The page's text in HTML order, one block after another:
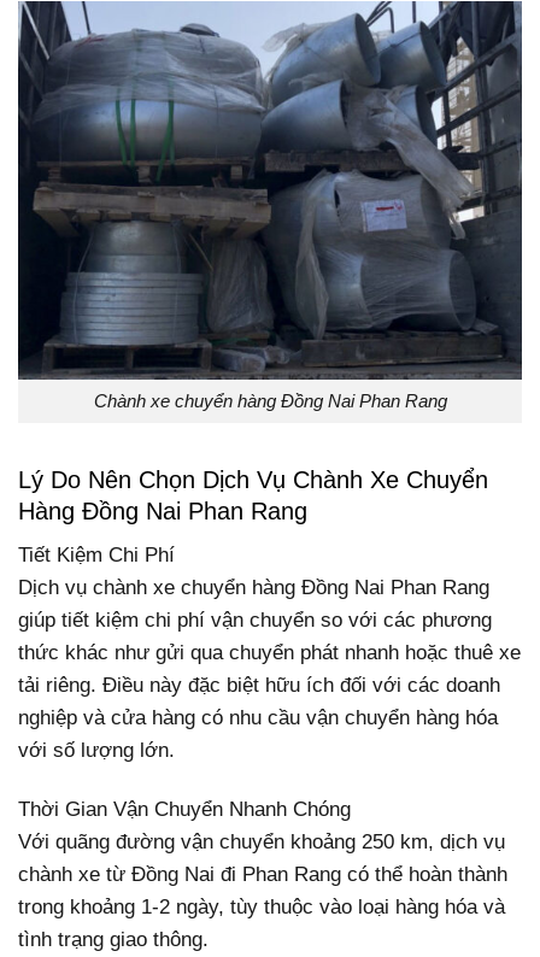
Chành xe chuyển hàng Đồng Nai Phan Rang
Lý Do Nên Chọn Dịch Vụ Chành Xe Chuyển
Hàng Đồng Nai Phan Rang
Tiết Kiệm Chi Phí
Dịch vụ chành xe chuyển hàng Đồng Nai Phan Rang
giúp tiết kiệm chi phí vận chuyển so với các phương
thức khác như gửi qua chuyển phát nhanh hoặc thuê xe
tải riêng. Điều này đặc biệt hữu ích đối với các doanh
nghiệp và cửa hàng có nhu cầu vận chuyển hàng hóa
với số lượng lớn.
Thời Gian Vận Chuyển Nhanh Chóng
Với quãng đường vận chuyển khoảng 250 km, dịch vụ
chành xe từ Đồng Nai đi Phan Rang có thể hoàn thành
trong khoảng 1-2 ngày, tùy thuộc vào loại hàng hóa và
tình trạng giao thông.